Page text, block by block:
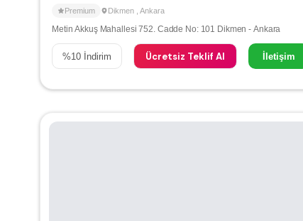
Premium Dikmen Ankara
Metin Akkuş Mahallesi 752. Cadde No: 101 Dikmen - Ankara
%10 İndirim Ücretsiz Teklif Al İletişim